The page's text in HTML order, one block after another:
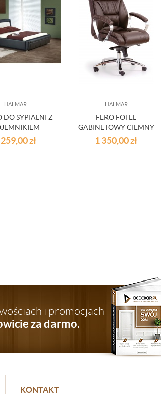
HALMAR
DO SYPIALNI Z
BEŻOWO-
BRĄZOWE
zł
HALMAR
FERO FOTEL
GABINETOWY CIEMNY
BRĄZ - SKÓRA DESIGN
1 350,00zł
i promocjach
za darmo.
KONTAKT